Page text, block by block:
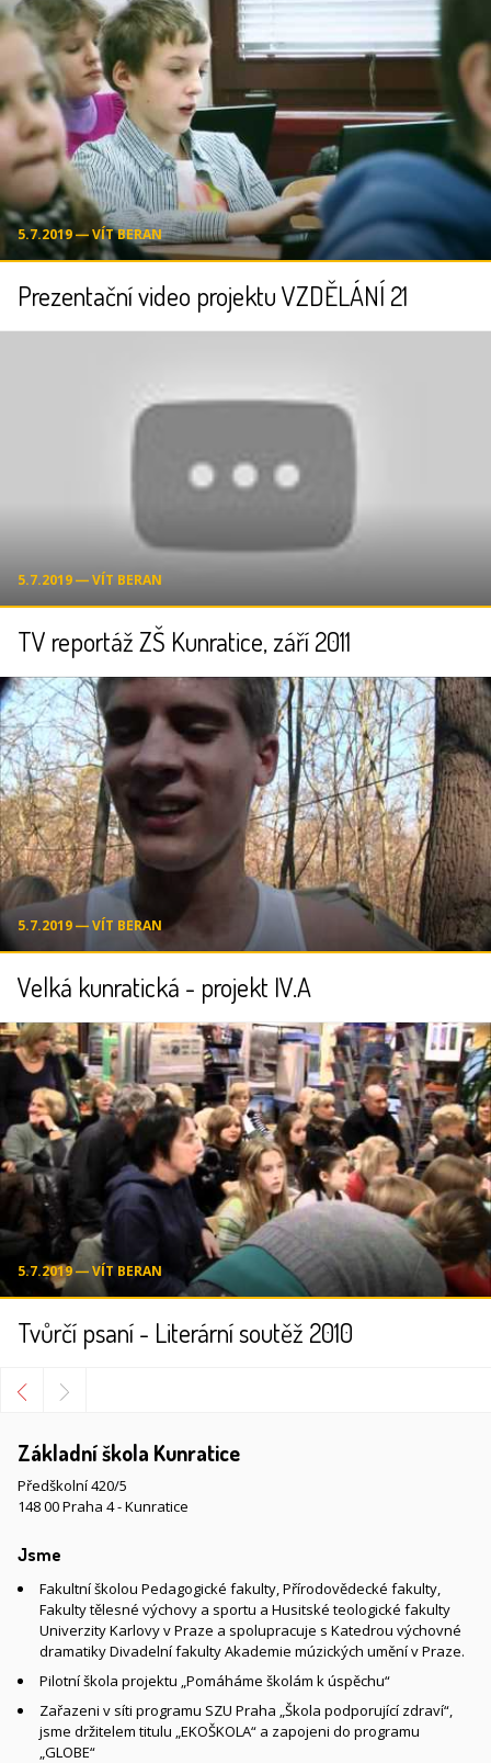
5.7.2019 ― VÍT BERAN
Prezentační video projektu VZDĚLÁNÍ 21
5.7.2019 ― VÍT BERAN
TV reportáž ZŠ Kunratice, září 2011
5.7.2019 ― VÍT BERAN
Velká kunratická - projekt IV.A
5.7.2019 ― VÍT BERAN
Tvůrčí psaní - Literární soutěž 2010
Základní škola Kunratice
Předškolní 420/5
148 00 Praha 4 - Kunratice
Jsme
Fakultní školou Pedagogické fakulty, Přírodovědecké fakulty,
Fakulty tělesné výchovy a sportu a Husitské teologické fakulty
Univerzity Karlovy v Praze a spolupracuje s Katedrou výchovné
dramatiky Divadelní fakulty Akademie múzických umění v Praze.
Pilotní škola projektu „Pomáháme školám k úspěchu“
Zařazeni v síti programu SZU Praha „Škola podporující zdraví“,
jsme držitelem titulu „EKOŠKOLA“ a zapojeni do programu
„GLOBE“